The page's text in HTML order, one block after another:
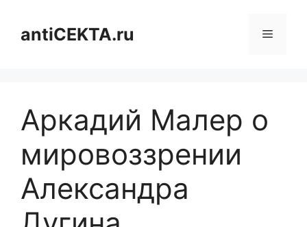
содержимому
antiCEKTA.ru Меню
Аркадий Малер о
мировоззрении
Александра